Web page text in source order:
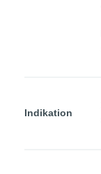
Indikation